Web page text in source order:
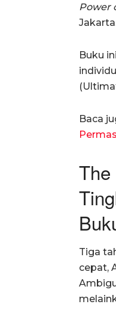
Power
Buku
Baca
Tiga
cepat,